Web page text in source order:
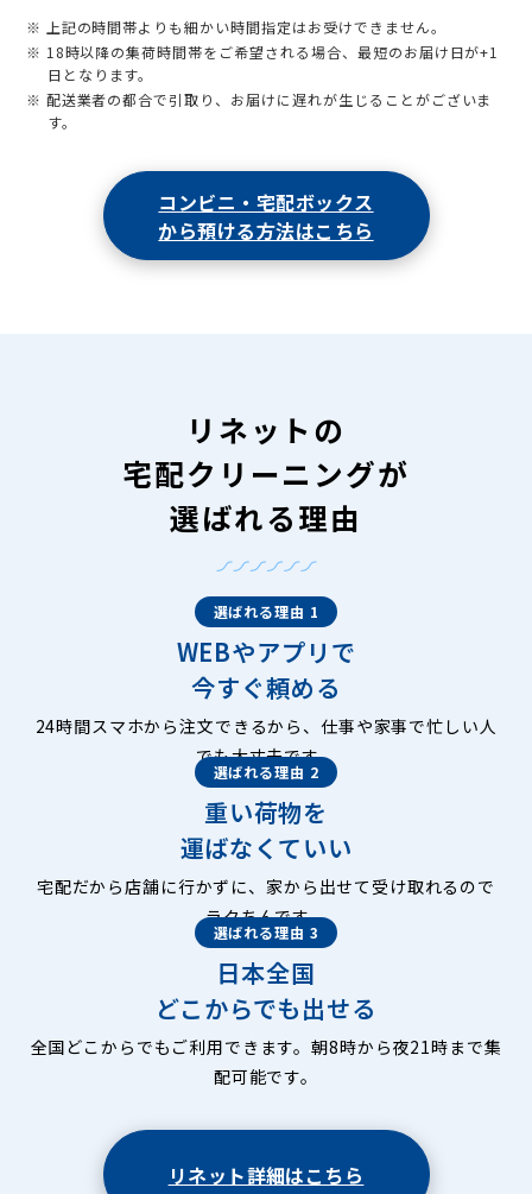
※ 上記の時間帯よりも細かい時間指定はお受けできません。
※ 18時以降の集荷時間帯をご希望される場合、最短のお届け日が+1
日となります。
※ 配送業者の都合で引取り、お届けに遅れが生じることがございま
す。
コンビニ・宅配ボックス
から預ける方法はこちら
リネットの
宅配クリーニングが
選ばれる理由
選ばれる理由 1
WEBやアプリで
今すぐ頼める
24時間スマホから注文できるから、仕事や家事で忙しい人
でも大丈夫です。
選ばれる理由 2
重い荷物を
運ばなくていい
宅配だから店舗に行かずに、家から出せて受け取れるので
ラクちんです。
選ばれる理由 3
日本全国
どこからでも出せる
全国どこからでもご利用できます。朝8時から夜21時まで集
配可能です。
リネット詳細はこちら